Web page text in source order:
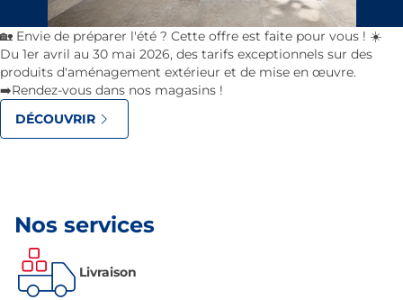
🏡 Envie de préparer l'été ? Cette offre est faite pour vous ! ☀️
Du 1er avril au 30 mai 2026, des tarifs exceptionnels sur des
produits d'aménagement extérieur et de mise en œuvre.
➡️Rendez-vous dans nos magasins !
DÉCOUVRIR
Nos services
Livraison